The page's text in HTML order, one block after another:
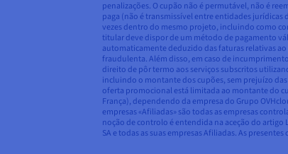
penalizações. O cupão não é permutável, não é
paga (não é transmissível entre entidades
vezes dentro do mesmo projeto, incluindo como
titular deve dispor de um método de pagamento
automaticamente deduzido das faturas relativas
fraudulenta. Além disso, em caso de
direito de pôr termo aos serviços subscritos
incluindo o montante dos cupões, sem prejuízo
oferta promocional está limitada ao montante do
França), dependendo da empresa do Grupo
empresas «Afiliadas» são todas as empresas
noção de controlo é entendida na aceção do
SA e todas as suas empresas Afiliadas. As